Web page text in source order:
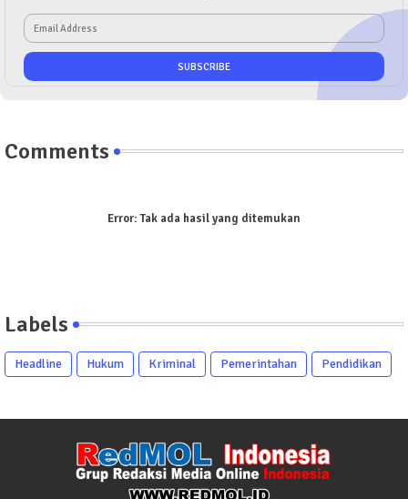
Comments
Error:Tak ada hasil yang ditemukan
Labels
Headline Hukum Kriminal Pemerintahan Pendidikan